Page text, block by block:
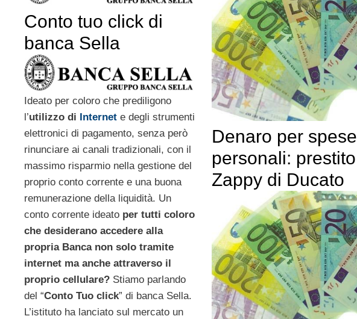
Conto tuo click di
banca Sella
Ideato per coloro che prediligono
l’utilizzo di Internet e degli strumenti
elettronici di pagamento, senza però
rinunciare ai canali tradizionali, con il
massimo risparmio nella gestione del
proprio conto corrente e una buona
remunerazione della liquidità. Un
conto corrente ideato per tutti coloro
che desiderano accedere alla
propria Banca non solo tramite
internet ma anche attraverso il
proprio cellulare? Stiamo parlando
del “Conto Tuo click” di banca Sella.
L’istituto ha lanciato sul mercato un
Denaro per spese
personali: prestito
Zappy di Ducato